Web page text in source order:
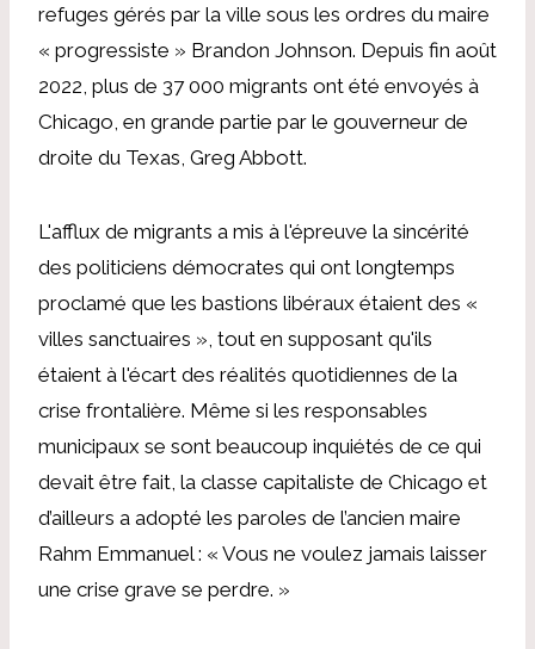
refuges gérés par la ville sous les ordres du maire
« progressiste » Brandon Johnson. Depuis fin août
2022, plus de 37 000 migrants ont été envoyés à
Chicago, en grande partie par le gouverneur de
droite du Texas, Greg Abbott.
L'afflux de migrants a mis à l'épreuve la sincérité
des politiciens démocrates qui ont longtemps
proclamé que les bastions libéraux étaient des «
villes sanctuaires », tout en supposant qu'ils
étaient à l'écart des réalités quotidiennes de la
crise frontalière. Même si les responsables
municipaux se sont beaucoup inquiétés de ce qui
devait être fait, la classe capitaliste de Chicago et
d’ailleurs a adopté les paroles de l’ancien maire
Rahm Emmanuel : « Vous ne voulez jamais laisser
une crise grave se perdre. »